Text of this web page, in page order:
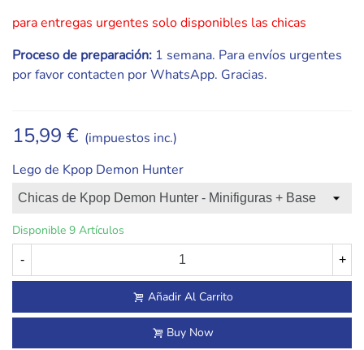
para entregas urgentes solo disponibles las chicas
Proceso de preparación: 1 semana. Para envíos urgentes
por favor contacten por WhatsApp. Gracias.
15,99 € (impuestos inc.)
Lego de Kpop Demon Hunter
Disponible 9 Artículos
- +
Añadir Al Carrito
Buy Now